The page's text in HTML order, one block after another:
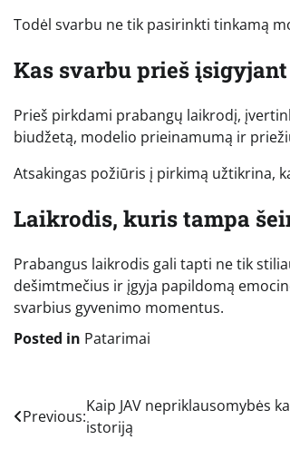
Todėl svarbu ne tik pasirinkti tinkamą
Kas svarbu prieš
Prieš pirkdami prabangų laikrodį,
biudžetą, modelio prieinamumą ir
Atsakingas požiūris į pirkimą užtikrina,
Laikrodis, kuris tampa
Prabangus laikrodis gali tapti ne tik
dešimtmečius ir įgyja papildomą
svarbius gyvenimo momentus.
Posted in Patarimai
Navigacija
Previous:
Kaip JAV nepriklausomybės
istoriją